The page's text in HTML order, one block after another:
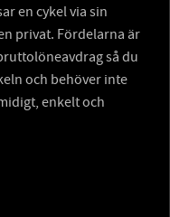
en cykel via sin
privat. Fördelarna är
så du
och behöver inte
enkelt och